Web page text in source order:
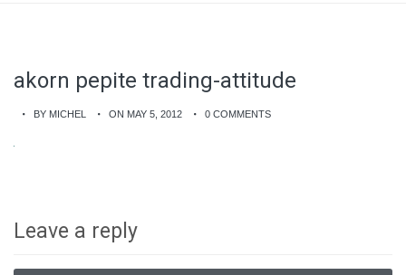
akorn pepite trading-attitude
BY MICHEL ON MAY 5, 2012 0 COMMENTS
Leave a reply